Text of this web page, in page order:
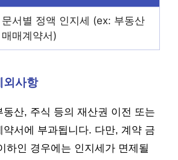
문서별 정액 인지세 (ex: 부동산
매매계약서)
외사항
동산, 주식 등의 재산권 이전 또는
약서에 부과됩니다. 다만, 계약 금
하인 경우에는 인지세가 면제될